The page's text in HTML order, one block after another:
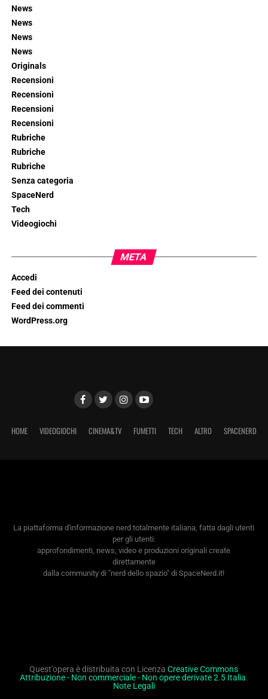
News
News
News
News
Originals
Recensioni
Recensioni
Recensioni
Recensioni
Rubriche
Rubriche
Rubriche
Senza categoria
SpaceNerd
Tech
Videogiochi
META
Accedi
Feed dei contenuti
Feed dei commenti
WordPress.org
HOME VIDEOGIOCHI CINEMA&TV FUMETTI TECH ALTRO SPACENERD
La piattaforma d'informazione nerd totalmente italiana, fatta dagli utenti
per gli utenti:
approfondimenti, news, video e produzioni originali create
direttamente
dalla community di "nerd dello spazio" di SpaceNerd.it!
Quest'opera è distribuita con LicenzaCreative Commons
Attribuzione - Non commerciale - Non opere derivate 2.5 Italia.
Note Legali